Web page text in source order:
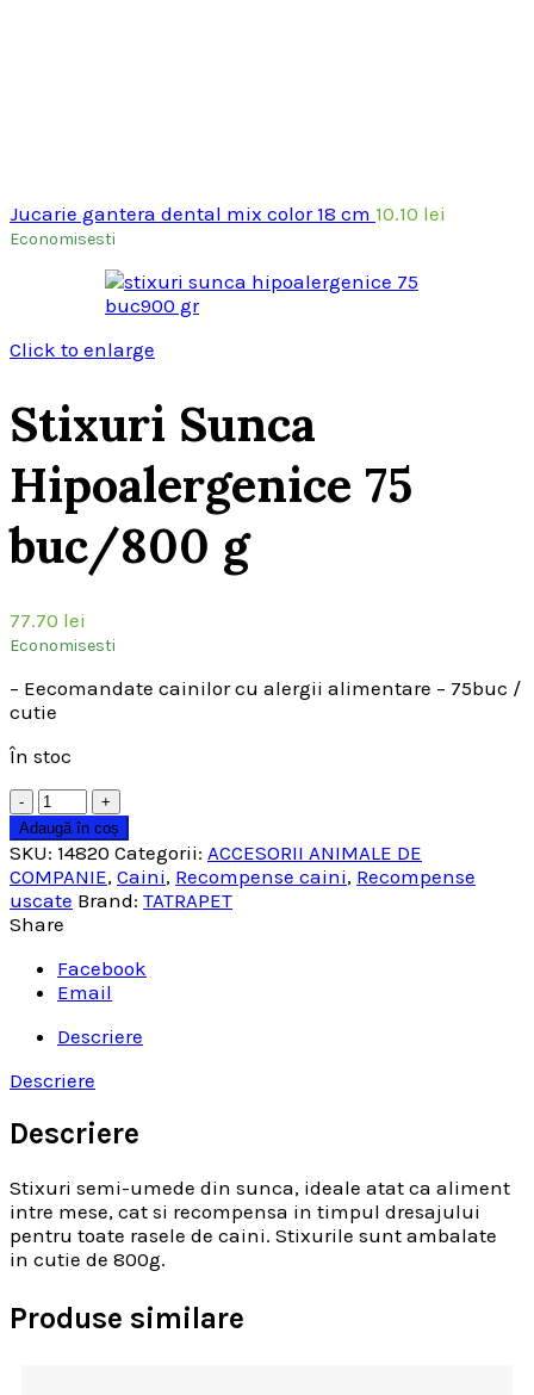
Jucarie gantera dental mix color 18 cm 10.10 lei
Economisesti
Click to enlarge
Stixuri Sunca
Hipoalergenice 75
buc/800 g
77.70 lei
Economisesti
– Eecomandate cainilor cu alergii alimentare – 75buc /
cutie
În stoc
Cantitate
Adaugă în coș
SKU: 14820 Categorii: ACCESORII ANIMALE DE
COMPANIE, Caini, Recompense caini, Recompense
uscate Brand: TATRAPET
Share
Facebook
Email
Descriere
Descriere
Descriere
Stixuri semi-umede din sunca, ideale atat ca aliment
intre mese, cat si recompensa in timpul dresajului
pentru toate rasele de caini. Stixurile sunt ambalate
in cutie de 800g.
Produse similare